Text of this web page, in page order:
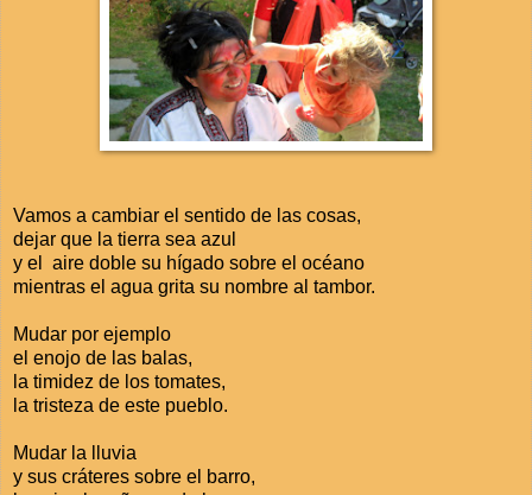
Vamos a cambiar el sentido de las cosas,
dejar que la tierra sea azul
y el aire doble su hígado sobre el océano
mientras el agua grita su nombre al tambor.
Mudar por ejemplo
el enojo de las balas,
la timidez de los tomates,
la tristeza de este pueblo.
Mudar la lluvia
y sus cráteres sobre el barro,